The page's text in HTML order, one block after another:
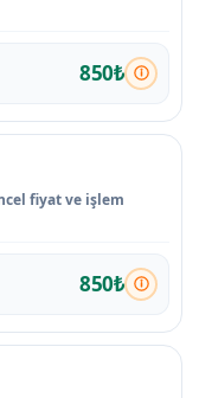
850₺
fiyat ve işlem
850₺